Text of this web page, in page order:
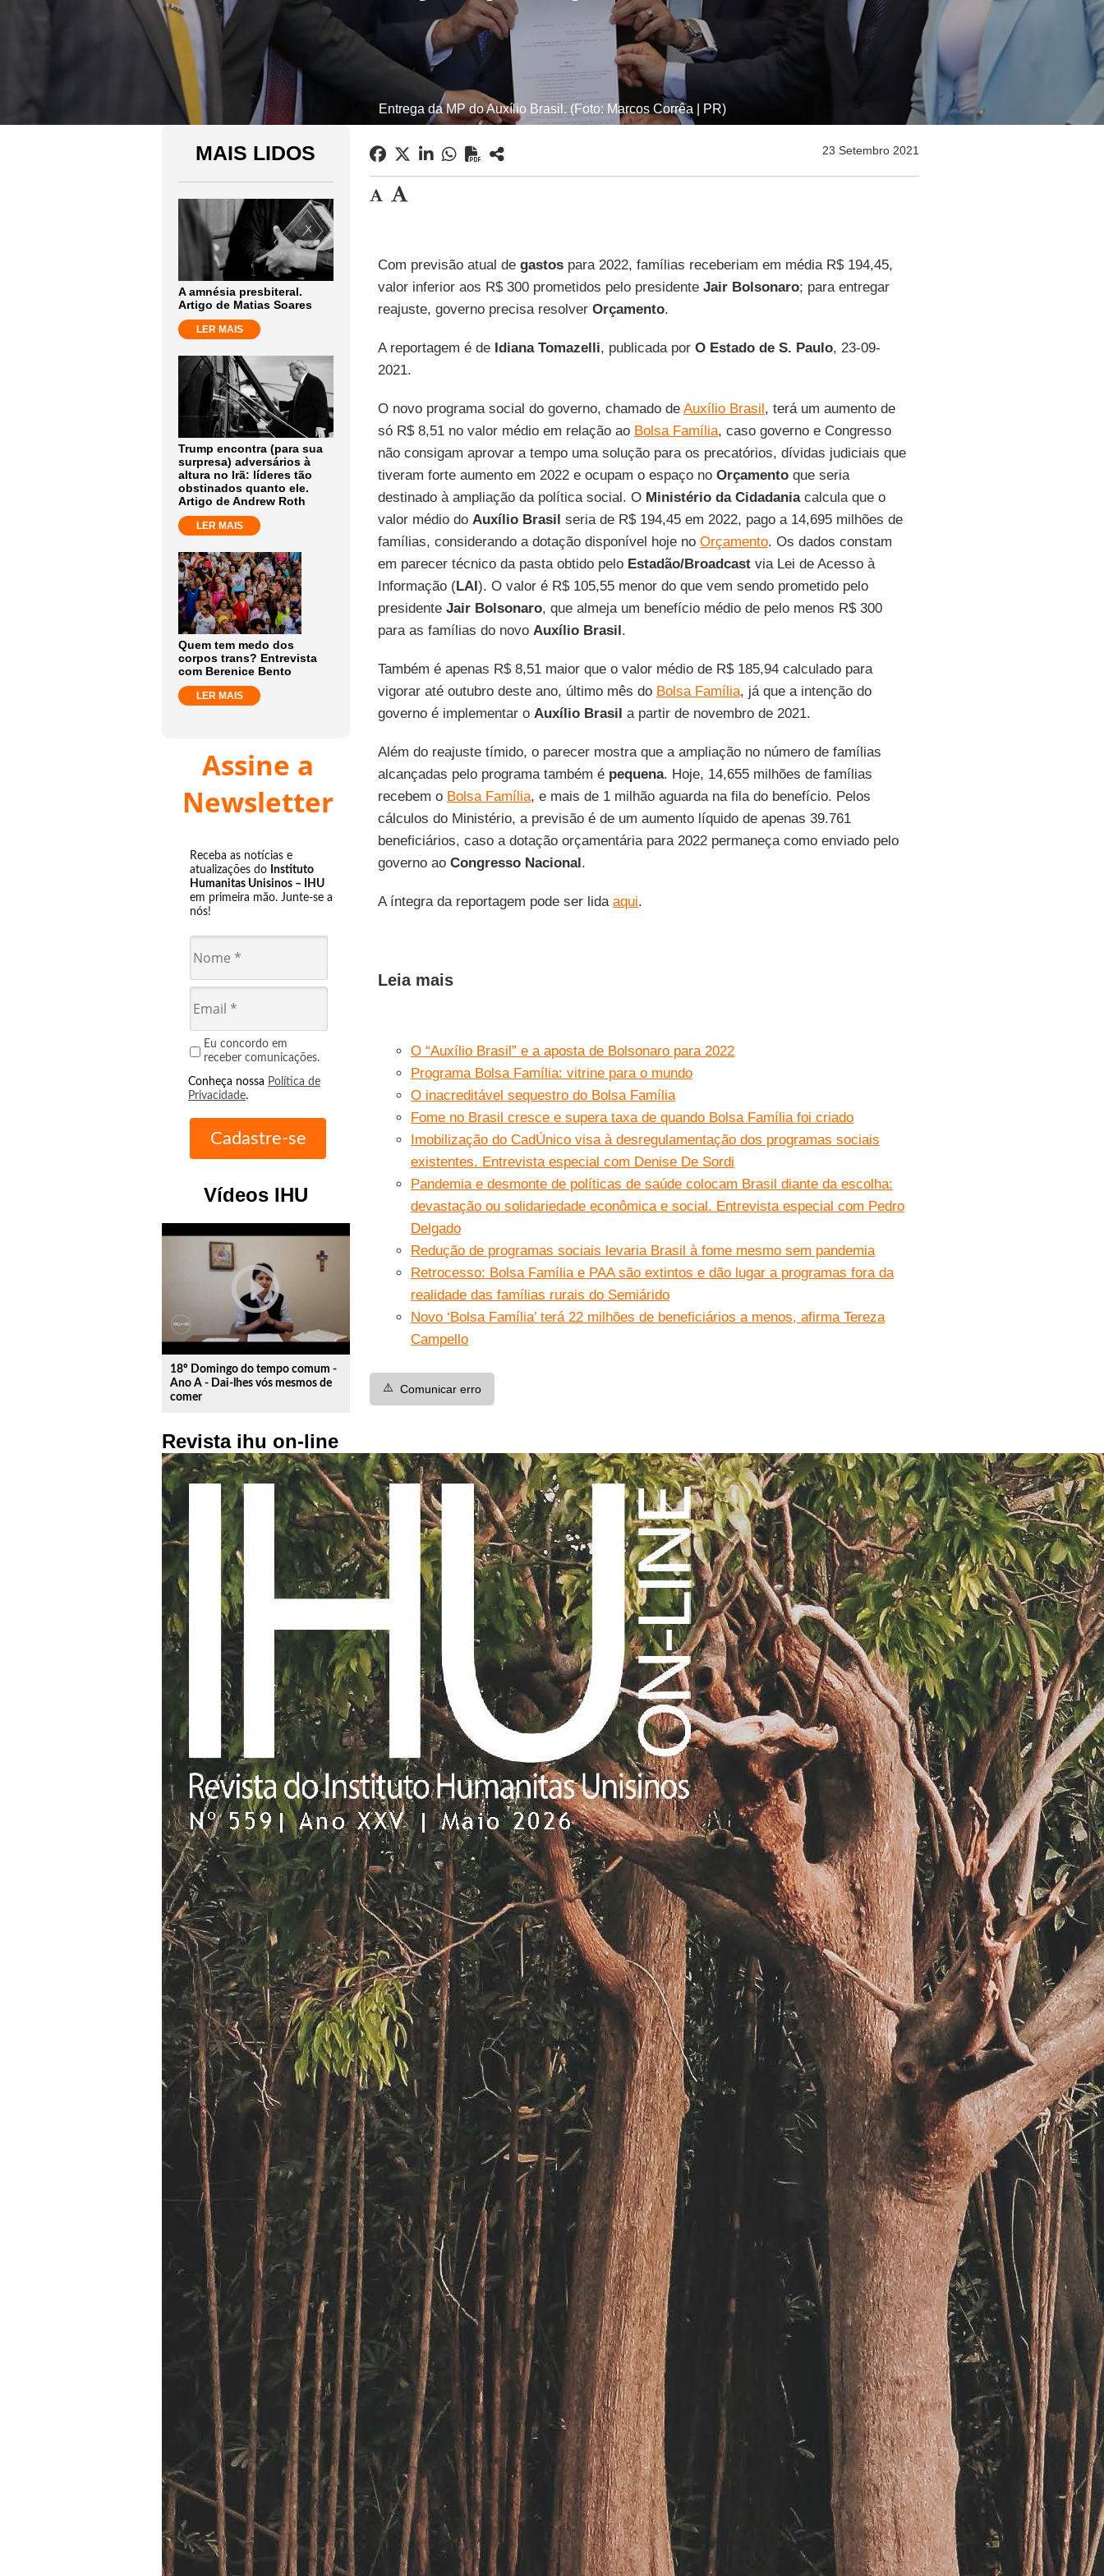
Entrega da MP do Auxílio Brasil. (Foto: Marcos Corrêa | PR)
MAIS LIDOS
A amnésia presbiteral.
Artigo de Matias Soares
LER MAIS
Trump encontra (para sua
surpresa) adversários à
altura no Irã: líderes tão
obstinados quanto ele.
Artigo de Andrew Roth
LER MAIS
Quem tem medo dos
corpos trans? Entrevista
com Berenice Bento
LER MAIS
Assine a
Newsletter
Receba as notícias e
atualizações do Instituto
Humanitas Unisinos – IHU
em primeira mão. Junte-se a
nós!
Eu concordo em
receber comunicações.
Conheça nossa Política de
Privacidade.
Vídeos IHU
play_circle_outline
18º Domingo do tempo comum -
Ano A - Dai-lhes vós mesmos de
comer
Revista ihu on-line
23 Setembro 2021
Com previsão atual de gastospara 2022, famílias receberiam em média R$ 194,45,
valor inferior aos R$ 300 prometidos pelo presidente Jair Bolsonaro; para entregar
reajuste, governo precisa resolver Orçamento.
A reportagem é de Idiana Tomazelli, publicada por O Estado de S. Paulo, 23-09-
2021.
O novo programa social do governo, chamado de Auxílio Brasil, terá um aumento de
só R$ 8,51 no valor médio em relação ao Bolsa Família, caso governo e Congresso
não consigam aprovar a tempo uma solução para os precatórios, dívidas judiciais que
tiveram forte aumento em 2022 e ocupam o espaço no Orçamentoque seria
destinado à ampliação da política social. O Ministério da Cidadaniacalcula que o
valor médio do Auxílio Brasil seria de R$ 194,45 em 2022, pago a 14,695 milhões de
famílias, considerando a dotação disponível hoje no Orçamento. Os dados constam
em parecer técnico da pasta obtido pelo Estadão/Broadcastvia Lei de Acesso à
Informação (LAI). O valor é R$ 105,55 menor do que vem sendo prometido pelo
presidente Jair Bolsonaro, que almeja um benefício médio de pelo menos R$ 300
para as famílias do novo Auxílio Brasil.
Também é apenas R$ 8,51 maior que o valor médio de R$ 185,94 calculado para
vigorar até outubro deste ano, último mês do Bolsa Família, já que a intenção do
governo é implementar o Auxílio Brasil a partir de novembro de 2021.
Além do reajuste tímido, o parecer mostra que a ampliação no número de famílias
alcançadas pelo programa também é pequena. Hoje, 14,655 milhões de famílias
recebem o Bolsa Família, e mais de 1 milhão aguarda na fila do benefício. Pelos
cálculos do Ministério, a previsão é de um aumento líquido de apenas 39.761
beneficiários, caso a dotação orçamentária para 2022 permaneça como enviado pelo
governo ao Congresso Nacional.
A íntegra da reportagem pode ser lida aqui.
Leia mais
O “Auxílio Brasil” e a aposta de Bolsonaro para 2022
Programa Bolsa Família: vitrine para o mundo
O inacreditável sequestro do Bolsa Família
Fome no Brasil cresce e supera taxa de quando Bolsa Família foi criado
Imobilização do CadÚnico visa à desregulamentação dos programas sociais
existentes. Entrevista especial com Denise De Sordi
Pandemia e desmonte de políticas de saúde colocam Brasil diante da escolha:
devastação ou solidariedade econômica e social. Entrevista especial com Pedro
Delgado
Redução de programas sociais levaria Brasil à fome mesmo sem pandemia
Retrocesso: Bolsa Família e PAA são extintos e dão lugar a programas fora da
realidade das famílias rurais do Semiárido
Novo ‘Bolsa Família’ terá 22 milhões de beneficiários a menos, afirma Tereza
Campello
⚠️ Comunicar erro